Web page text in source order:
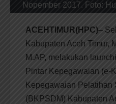
Nopember 2017. Foto:
ACEHTIMUR(HPC)–
Kabupaten Aceh Timur,
M.AP, melakukan
Pintar Kepegawaian (e-
Kepegawaian Pelatihan
(BKPSDM) Kabupaten